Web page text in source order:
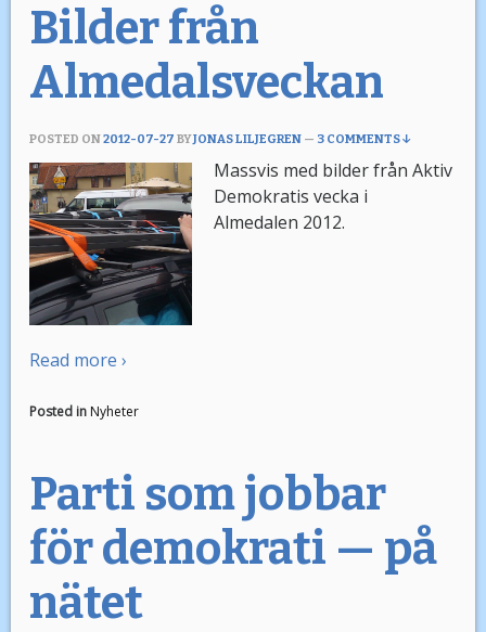
Bilder från
Almedalsveckan
POSTED ON2012-07-27 BYJONAS LILJEGREN — 3 COMMENTS ↓
Massvis med bilder från Aktiv
Demokratis vecka i
Almedalen 2012.
Read more ›
Posted in Nyheter
Parti som jobbar
för demokrati — på
nätet